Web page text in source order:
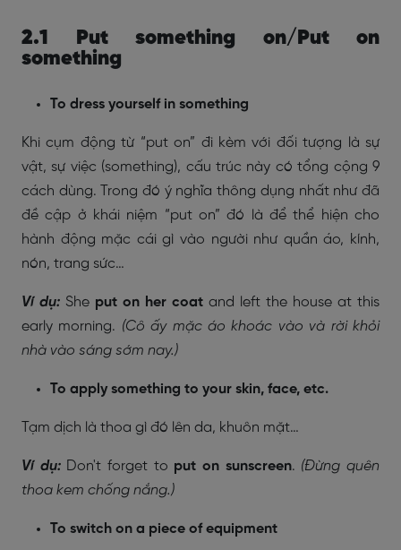
2.1 Put something on/Put on
something
To dress yourself in something
Khi cụm động từ “put on” đi kèm với đối tượng là sự
vật, sự việc (something), cấu trúc này có tổng cộng 9
cách dùng. Trong đó ý nghĩa thông dụng nhất như đã
đề cập ở khái niệm “put on” đó là để thể hiện cho
hành động mặc cái gì vào người như quần áo, kính,
nón, trang sức…
Ví dụ: She put on her coat and left the house at this
early morning. (Cô ấy mặc áo khoác vào và rời khỏi
nhà vào sáng sớm nay.)
To apply something to your skin, face, etc.
Tạm dịch là thoa gì đó lên da, khuôn mặt…
Ví dụ: Don't forget to put on sunscreen. (Đừng quên
thoa kem chống nắng.)
To switch on a piece of equipment